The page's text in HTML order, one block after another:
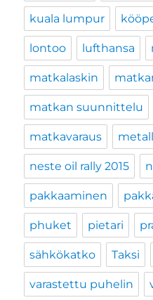
kuala lumpur
lontoo lufthansa
matkalaskin
matkan suunnittelu
matkavaraus
neste oil rally 2015
pakkaaminen
phuket pietari
sähkökatko Taksi
varastettu puhelin